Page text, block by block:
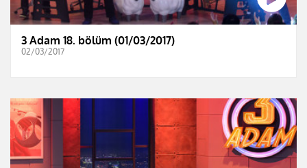
3 Adam 18. bölüm (01/03/2017)
02/03/2017